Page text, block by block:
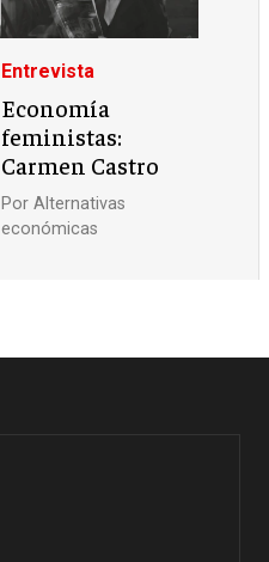
Entrevista
Economía
feministas:
Carmen Castro
Por Alternativas
económicas